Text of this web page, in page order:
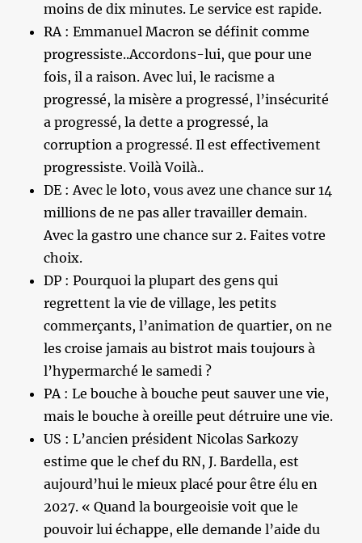
moins de dix minutes. Le service est rapide.
RA : Emmanuel Macron se définit comme
progressiste..Accordons-lui, que pour une
fois, il a raison. Avec lui, le racisme a
progressé, la misère a progressé, l’insécurité
a progressé, la dette a progressé, la
corruption a progressé. Il est effectivement
progressiste. Voilà Voilà..
DE : Avec le loto, vous avez une chance sur 14
millions de ne pas aller travailler demain.
Avec la gastro une chance sur 2. Faites votre
choix.
DP : Pourquoi la plupart des gens qui
regrettent la vie de village, les petits
commerçants, l’animation de quartier, on ne
les croise jamais au bistrot mais toujours à
l’hypermarché le samedi ?
PA : Le bouche à bouche peut sauver une vie,
mais le bouche à oreille peut détruire une vie.
US : L’ancien président Nicolas Sarkozy
estime que le chef du RN, J. Bardella, est
aujourd’hui le mieux placé pour être élu en
2027. « Quand la bourgeoisie voit que le
pouvoir lui échappe, elle demande l’aide du